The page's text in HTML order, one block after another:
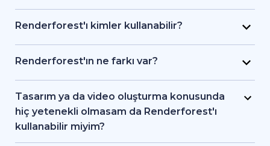
Renderforest'ı kimler kullanabilir?
Renderforest kaliteli videoları hızlıca elde etmek
isteyen bireysel kullanıcılar ve ekipler için
çalışan freelancer'lar ve içerik üreticileri
Renderforest sayesinde bir prodüksiyon ekibi
tutmadan markalı videolar, eğitici içerikler ya da
Renderforest'ın ne farkı var?
Renderforest çeşitli AI ve video üretim
modellerini aynı platformda bir araya getiriyor.
Kullanıcılar bu sayede yazıdan, stok
görüntülerden ya da AI araçlarıyla video ve
Tasarım ya da video oluşturma konusunda
hiç yetenekli olmasam da Renderforest'ı
kullanabilir miyim?
Evet. Renderforest 1.200'den fazla şablon, AI